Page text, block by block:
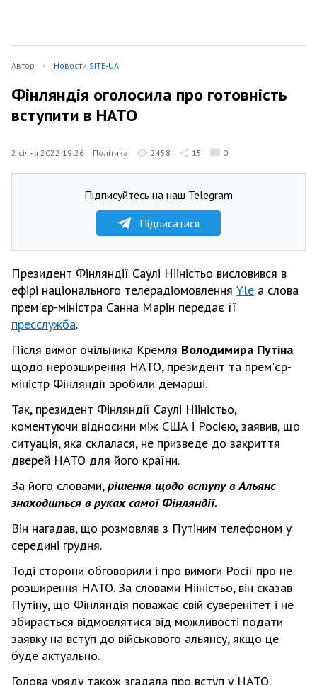
Автор Новости SITE-UA
Фінляндія оголосила про готовність
вступити в НАТО
2 січня 2022 19:26 Політика 2458 15 0
Підписуйтесь на наш Telegram
Підписатися
Президент Фінляндії Саулі Нііністьо висловився в
ефірі національного телерадіомовлення Yle а слова
прем'єр-міністра Санна Марін передає її
пресслужба.
Після вимог очільника Кремля Володимира Путіна
щодо нерозширення НАТО, президент та прем'єр-
міністр Фінляндії зробили демарші.
Так, президент Фінляндії Саулі Нііністьо,
коментуючи відносини між США і Росією, заявив, що
ситуація, яка склалася, не призведе до закриття
дверей НАТО для його країни.
За його словами,рішення щодо вступу в Альянс
знаходиться в руках самої Фінляндії.
Він нагадав, що розмовляв з Путіним телефоном у
середині грудня.
Тоді сторони обговорили і про вимоги Росії про не
розширення НАТО. За словами Нііністьо, він сказав
Путіну, що Фінляндія поважає свій суверенітет і не
збирається відмовлятися від можливості подати
заявку на вступ до військового альянсу, якщо це
буде актуально.
Голова уряду також згадала про вступ у НАТО.